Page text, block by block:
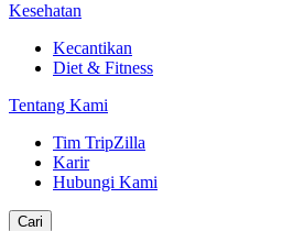
Kesehatan
Kecantikan
Diet & Fitness
Tentang Kami
Tim TripZilla
Karir
Hubungi Kami
Cari